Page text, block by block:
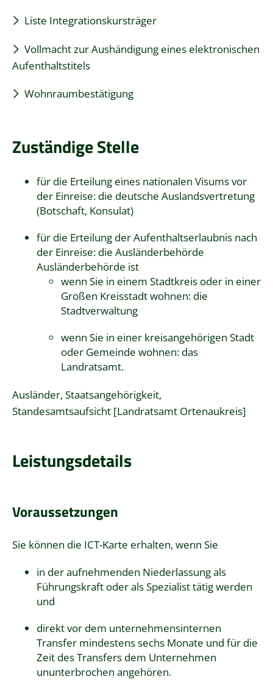
Liste Integrationskursträger
Vollmacht zur Aushändigung eines elektronischen
Aufenthaltstitels
Wohnraumbestätigung
Zuständige Stelle
für die Erteilung eines nationalen Visums vor
der Einreise: die deutsche Auslandsvertretung
(Botschaft, Konsulat)
für die Erteilung der Aufenthaltserlaubnis nach
der Einreise: die Ausländerbehörde
Ausländerbehörde ist
wenn Sie in einem Stadtkreis oder in einer
Großen Kreisstadt wohnen: die
Stadtverwaltung
wenn Sie in einer kreisangehörigen Stadt
oder Gemeinde wohnen: das
Landratsamt.
Ausländer, Staatsangehörigkeit,
Standesamtsaufsicht [Landratsamt Ortenaukreis]
Leistungsdetails
Voraussetzungen
Sie können die ICT-Karte erhalten, wenn Sie
in der aufnehmenden Niederlassung als
Führungskraft oder als Spezialist tätig werden
und
direkt vor dem unternehmensinternen
Transfer mindestens sechs Monate und für die
Zeit des Transfers dem Unternehmen
ununterbrochen angehören.